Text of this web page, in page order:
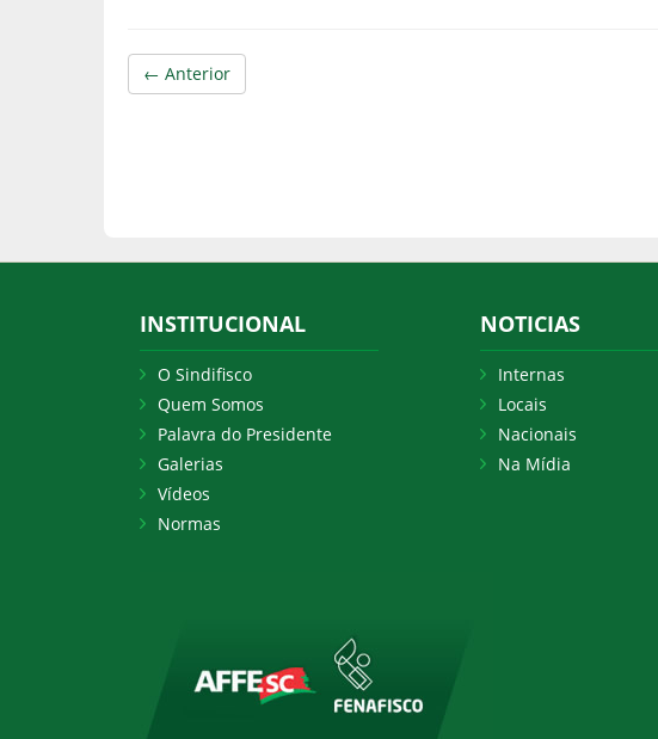
← Anterior
INSTITUCIONAL
O Sindifisco
Quem Somos
Palavra do Presidente
Galerias
Vídeos
Normas
NOTICIAS
Internas
Locais
Nacionais
Na Mídia